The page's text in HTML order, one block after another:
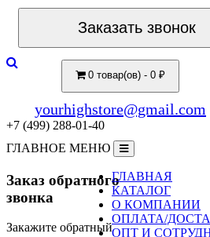
Заказать звонок
0 товар(ов) - 0 ₽
yourhighstore@gmail.com
+7 (499) 288-01-40
ГЛАВНОЕ МЕНЮ
ГЛАВНАЯ
КАТАЛОГ
О КОМПАНИИ
ОПЛАТА/
ОПТ И
Заказ обратного
звонка
Закажите обратный